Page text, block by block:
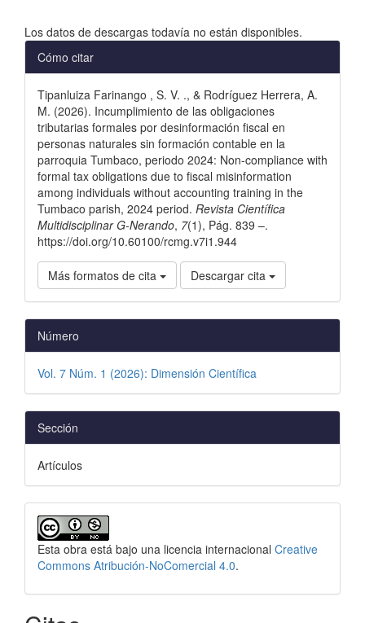
Los datos de descargas todavía no están disponibles.
Detalles
del
artículo
Cómo citar
Tipanluiza Farinango , S. V. ., & Rodríguez Herrera, A.
M. (2026). Incumplimiento de las obligaciones
tributarias formales por desinformación fiscal en
personas naturales sin formación contable en la
parroquia Tumbaco, periodo 2024: Non-compliance with
formal tax obligations due to fiscal misinformation
among individuals without accounting training in the
Tumbaco parish, 2024 period. Revista Científica
Multidisciplinar G-Nerando, 7(1), Pág. 839 –.
https://doi.org/10.60100/rcmg.v7i1.944
Más formatos de cita Descargar cita
Número
Vol. 7 Núm. 1 (2026): Dimensión Científica
Sección
Artículos
Esta obra está bajo una licencia internacional Creative
Commons Atribución-NoComercial 4.0.